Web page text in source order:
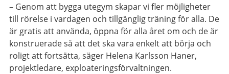
– Genom att bygga utegym skapar vi fler möjligheter
till rörelse i vardagen och tillgänglig träning för alla. De
är gratis att använda, öppna för alla året om och de är
konstruerade så att det ska vara enkelt att börja och
roligt att fortsätta, säger Helena Karlsson Haner,
projektledare, exploateringsförvaltningen.